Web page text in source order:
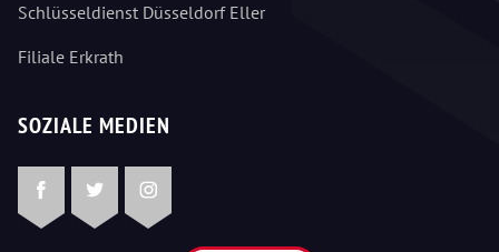
Schlüsseldienst Düsseldorf Eller
Filiale Erkrath
SOZIALE MEDIEN
FacebookTwitterInstagram